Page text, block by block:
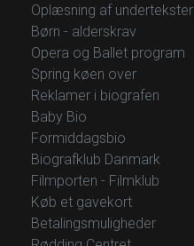
Oplæsning af undertekster
Børn - alderskrav
Opera og Ballet program
Spring køen over
Reklamer i biografen
Baby Bio
Formiddagsbio
Biografklub Danmark
Filmporten - Filmklub
Køb et gavekort
Betalingsmuligheder